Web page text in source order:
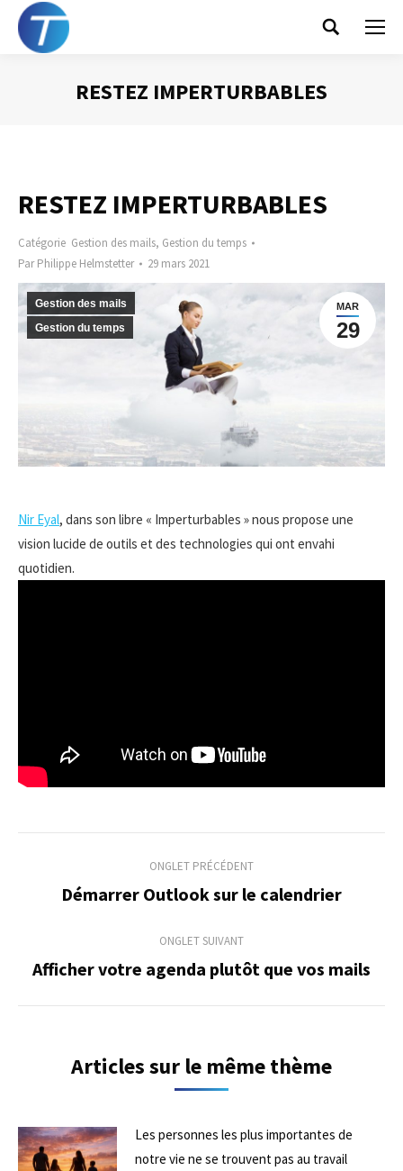
Search:
RESTEZ IMPERTURBABLES
RESTEZ IMPERTURBABLES
Catégorie Gestion des mails, Gestion du temps
ParPhilippe Helmstetter 29 mars 2021
MAR
29
Gestion des mails
Gestion du temps
Nir Eyal, dans son libre « Imperturbables » nous propose une
vision lucide de outils et des technologies qui ont envahi
quotidien.
commentaire
ONGLET PRÉCÉDENT
Onglet
Démarrer Outlook sur le calendrier
ONGLET SUIVANT
Onglet
Afficher votre agenda plutôt que vos mails
Articles sur le même thème
Les personnes les plus importantes de
notre vie ne se trouvent pas au travail